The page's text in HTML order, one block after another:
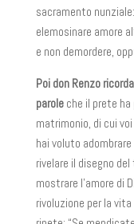
sacramento
elemosinare amore
e non demordere,
Poi don Renzo
paroleche il prete ha
matrimonio, di cui
hai voluto
rivelare il disegno
mostrare l’amore di
rivoluzione per la